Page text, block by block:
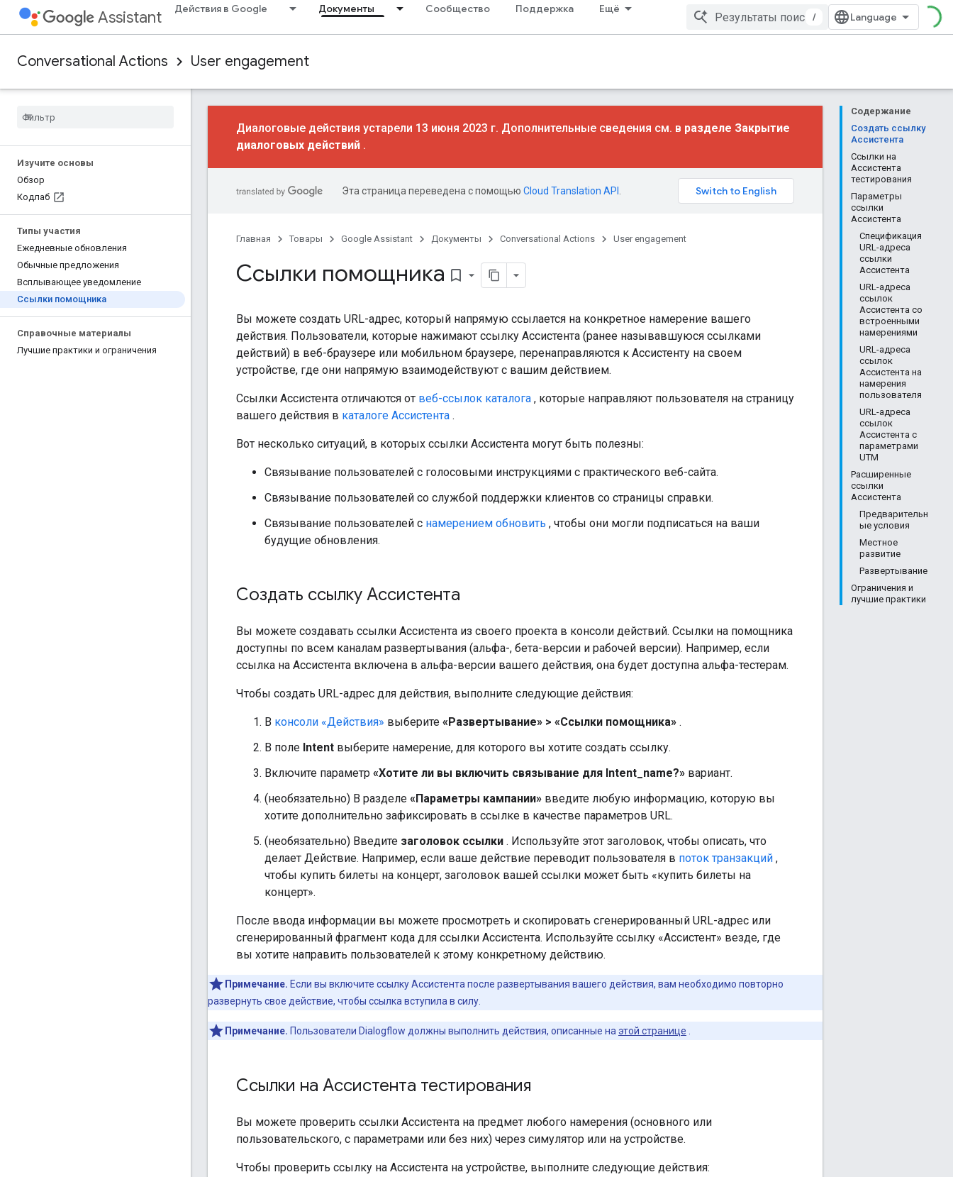
Assistant Действия в Google Документы Сообщество Поддержка Ещё
/
Conversational Actions User engagement
Изучите основы
Обзор
Кодлаб
Типы участия
Ежедневные обновления
Обычные предложения
Всплывающее уведомление
Ссылки помощника
Справочные материалы
Лучшие практики и ограничения
Содержание
Создать ссылку
Ассистента
Ссылки на
Ассистента
тестирования
Параметры
ссылки
Ассистента
Спецификация
URL-адреса
ссылки
Ассистента
URL-адреса
ссылок
Ассистента со
встроенными
намерениями
URL-адреса
ссылок
Ассистента на
намерения
пользователя
URL-адреса
ссылок
Ассистента с
параметрами
UTM
Расширенные
ссылки
Ассистента
Предварительн
ые условия
Местное
развитие
Развертывание
Ограничения и
лучшие практики
Диалоговые действия устарели 13 июня 2023 г. Дополнительные сведения см. в разделе Закрытие
диалоговых действий .
Эта страница переведена с помощью Cloud Translation API
Главная Товары Google Assistant Документы Conversational Actions User engagement
Ссылки помощника bookmark_border
Вы можете создать URL-адрес, который напрямую ссылается на конкретное намерение вашего
действия. Пользователи, которые нажимают ссылку Ассистента (ранее называвшуюся ссылками
действий) в веб-браузере или мобильном браузере, перенаправляются к Ассистенту на своем
устройстве, где они напрямую взаимодействуют с вашим действием.
Ссылки Ассистента отличаются от веб-ссылок каталога , которые направляют пользователя на страницу
вашего действия в каталоге Ассистента .
Вот несколько ситуаций, в которых ссылки Ассистента могут быть полезны:
Связывание пользователей с голосовыми инструкциями с практического веб-сайта.
Связывание пользователей со службой поддержки клиентов со страницы справки.
Связывание пользователей с намерением обновить , чтобы они могли подписаться на ваши
будущие обновления.
Создать ссылку Ассистента
Вы можете создавать ссылки Ассистента из своего проекта в консоли действий. Ссылки на помощника
доступны по всем каналам развертывания (альфа-, бета-версии и рабочей версии). Например, если
ссылка на Ассистента включена в альфа-версии вашего действия, она будет доступна альфа-тестерам.
Чтобы создать URL-адрес для действия, выполните следующие действия:
В консоли «Действия» выберите «Развертывание» > «Ссылки помощника» .
В поле Intent выберите намерение, для которого вы хотите создать ссылку.
Включите параметр «Хотите ли вы включить связывание для Intent_name?» вариант.
(необязательно) В разделе «Параметры кампании» введите любую информацию, которую вы
хотите дополнительно зафиксировать в ссылке в качестве параметров URL.
(необязательно) Введите заголовок ссылки . Используйте этот заголовок, чтобы описать, что
делает Действие. Например, если ваше действие переводит пользователя в поток транзакций ,
чтобы купить билеты на концерт, заголовок вашей ссылки может быть «купить билеты на
концерт».
После ввода информации вы можете просмотреть и скопировать сгенерированный URL-адрес или
сгенерированный фрагмент кода для ссылки Ассистента. Используйте ссылку «Ассистент» везде, где
вы хотите направить пользователей к этому конкретному действию.
Примечание. Если вы включите ссылку Ассистента после развертывания вашего действия, вам необходимо повторно
развернуть свое действие, чтобы ссылка вступила в силу.
Примечание. Пользователи Dialogflow должны выполнить действия, описанные на этой странице
Ссылки на Ассистента тестирования
Вы можете проверить ссылки Ассистента на предмет любого намерения (основного или
пользовательского, с параметрами или без них) через симулятор или на устройстве.
Чтобы проверить ссылку на Ассистента на устройстве, выполните следующие действия: